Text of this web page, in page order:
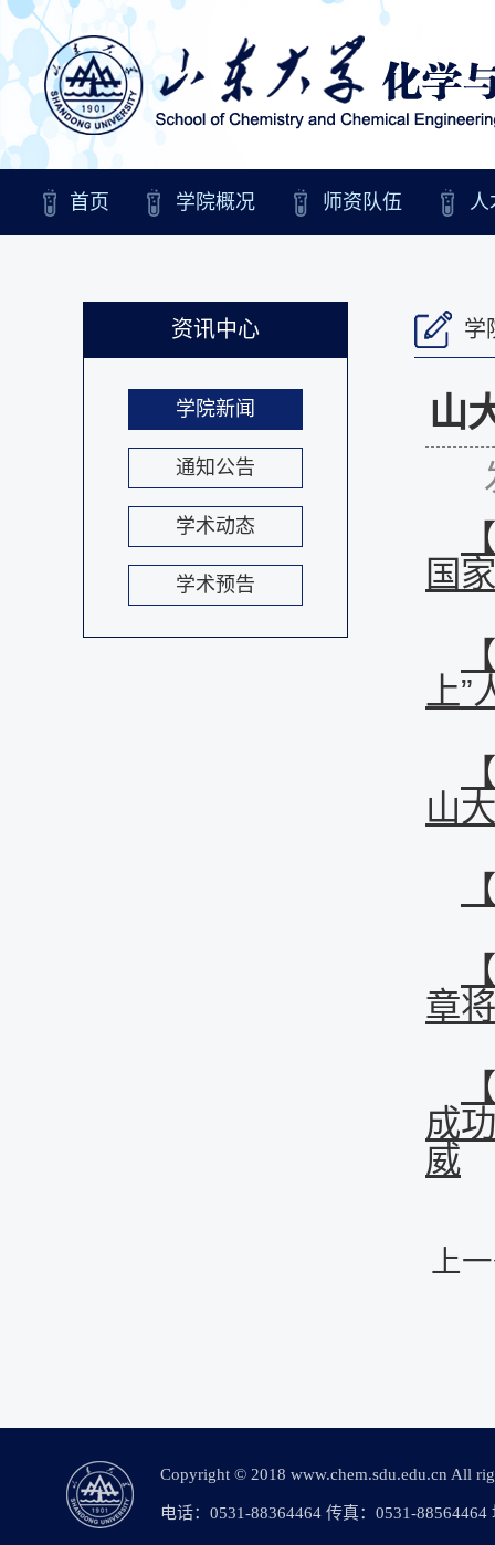
首页 学院概况 师资队伍 人
资讯中心
学院新闻
通知公告
学术动态
学术预告
学
山
国
上
山
章
成
威
上
Copyright © 2018 www.chem.sdu.edu.cn All
电话：0531-88364464 传真：0531-